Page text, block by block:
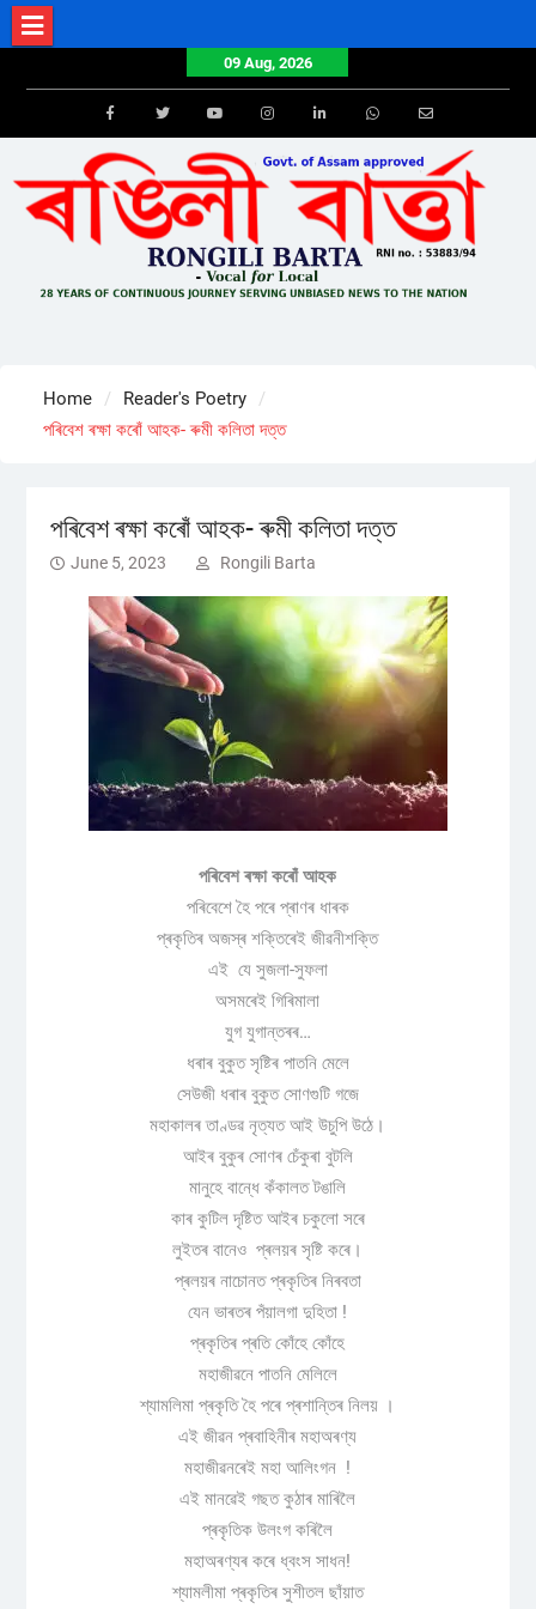
Skip
to
09 Aug, 2026
FacebookTwitterYoutube Email
Home
Reader's Poetry
পৰিবেশ ৰক্ষা কৰোঁ আহক- ৰুমী কলিতা দত্ত
পৰিবেশ ৰক্ষা কৰোঁ আহক- ৰুমী কলিতা দত্ত
June 5, 2023 Rongili Barta
পৰিবেশ ৰক্ষা কৰোঁ আহক
পৰিবেশে হৈ পৰে প্ৰাণৰ ধাৰক
প্ৰকৃতিৰ অজস্ৰ শক্তিৰেই জীৱনীশক্তি
এই যে সুজলা-সুফলা
অসমৰেই গিৰিমালা
যুগ যুগান্তৰৰ…
ধৰাৰ বুকুত সৃষ্টিৰ পাতনি মেলে
সেউজী ধৰাৰ বুকুত সোণগুটি গজে
মহাকালৰ তাণ্ডৱ নৃত্যত আই উচুপি উঠে।
আইৰ বুকুৰ সোণৰ চেঁকুৰা বুটলি
মানুহে বান্ধে কঁকালত টঙালি
কাৰ কুটিল দৃষ্টিত আইৰ চকুলো সৰে
লুইতৰ বানেও প্ৰলয়ৰ সৃষ্টি কৰে।
প্ৰলয়ৰ নাচোনত প্ৰকৃতিৰ নিৰবতা
যেন ভাৰতৰ পঁয়ালগা দুহিতা !
প্ৰকৃতিৰ প্ৰতি কোঁহে কোঁহে
মহাজীৱনে পাতনি মেলিলে
শ্যামলিমা প্ৰকৃতি হৈ পৰে প্ৰশান্তিৰ নিলয় ।
এই জীৱন প্ৰবাহিনীৰ মহাঅৰণ্য
মহাজীৱনৰেই মহা আলিংগন !
এই মানৱেই গছত কুঠাৰ মাৰিলৈ
প্ৰকৃতিক উলংগ কৰিলৈ
মহাঅৰণ্যৰ কৰে ধ্বংস সাধন!
শ্যামলীমা প্ৰকৃতিৰ সুশীতল ছাঁয়াত